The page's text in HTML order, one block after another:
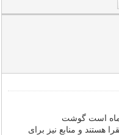
ماه است گوشت
فقرا هستند و منابع نیز برای